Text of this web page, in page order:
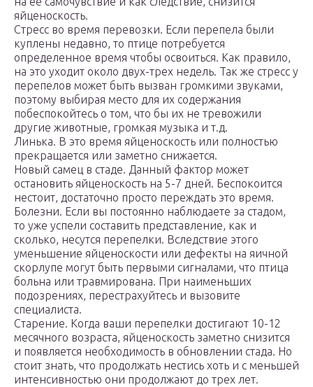
яйценоскость.
Стресс во время перевозки. Если перепела были
куплены недавно, то птице потребуется
определенное время чтобы освоиться. Как правило,
на это уходит около двух-трех недель. Так же стресс у
перепелов может быть вызван громкими звуками,
поэтому выбирая место для их содержания
побеспокойтесь о том, что бы их не тревожили
другие животные, громкая музыка и т.д.
Линька. В это время яйценоскость или полностью
прекращается или заметно снижается.
Новый самец в стаде. Данный фактор может
остановить яйценоскость на 5-7 дней. Беспокоится
нестоит, достаточно просто переждать это время.
Болезни. Если вы постоянно наблюдаете за стадом,
то уже успели составить представление, как и
сколько, несутся перепелки. Вследствие этого
уменьшение яйценоскости или дефекты на яичной
скорлупе могут быть первыми сигналами, что птица
больна или травмирована. При наименьших
подозрениях, перестрахуйтесь и вызовите
специалиста.
Старение. Когда ваши перепелки достигают 10-12
месячного возраста, яйценоскость заметно снизится
и появляется необходимость в обновлении стада. Но
стоит знать, что продолжать нестись хоть и с меньшей
интенсивностью они продолжают до трех лет.